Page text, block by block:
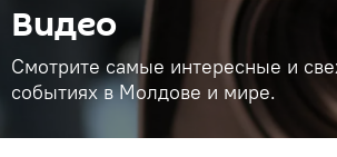
Видео
Смотрите самые интересные и
событиях в Молдове и мире.